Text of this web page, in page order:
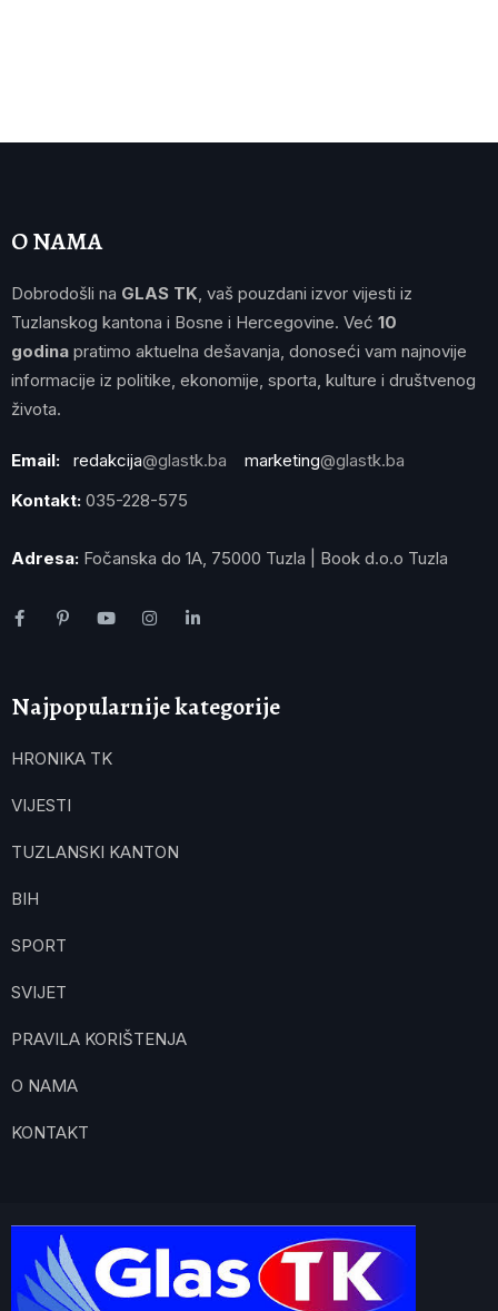
O NAMA
Dobrodošli na GLAS TK , vaš pouzdani izvor vijesti iz
Tuzlanskog kantona i Bosne i Hercegovine. Već 10
godina pratimo aktuelna dešavanja, donoseći vam najnovije
informacije iz politike, ekonomije, sporta, kulture i društvenog
života.
Email: redakcija@glastk.ba marketing@glastk.ba
Kontakt: 035-228-575
Adresa: Fočanska do 1A, 75000 Tuzla | Book d.o.o Tuzla
Najpopularnije kategorije
HRONIKA TK
VIJESTI
TUZLANSKI KANTON
BIH
SPORT
SVIJET
PRAVILA KORIŠTENJA
O NAMA
KONTAKT